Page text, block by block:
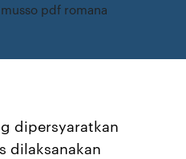
pdf romana
dipersyaratkan
dilaksanakan